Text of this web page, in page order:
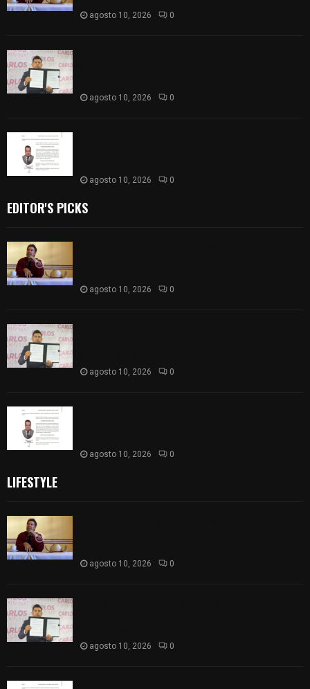
agosto 10, 2026 0
agosto 10, 2026 0
agosto 10, 2026 0
EDITOR'S PICKS
agosto 10, 2026 0
agosto 10, 2026 0
agosto 10, 2026 0
LIFESTYLE
agosto 10, 2026 0
agosto 10, 2026 0